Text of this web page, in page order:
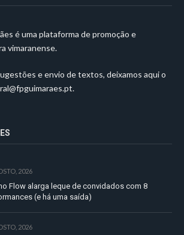
é uma plataforma de promoção e
vimaranense.
e envio de textos, deixamos aqui o
.
2026
Flow alarga leque de convidados com 8
(e há uma saída)
2026